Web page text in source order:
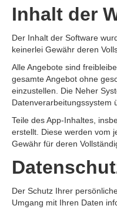
Inhalt der
Der Inhalt der Software
keinerlei Gewähr deren
Alle Angebote sind
gesamte Angebot ohne
einzustellen. Die Neher
Datenverarbeitungssystem
Teile des App-Inhaltes,
erstellt. Diese werden vom
Gewähr für deren
Der Schutz Ihrer
Umgang mit Ihren Daten